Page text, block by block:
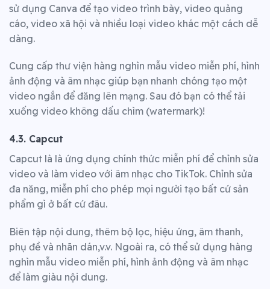
sử dụng Canva để tạo video trình bày, video quảng
cáo, video xã hội và nhiều loại video khác một cách dễ
dàng.
Cung cấp thư viện hàng nghìn mẫu video miễn phí, hình
ảnh động và âm nhạc giúp bạn nhanh chóng tạo một
video ngắn để đăng lên mạng. Sau đó bạn có thể tải
xuống video không dấu chìm (watermark)!
4.3. Capcut
Capcut là là ứng dụng chính thức miễn phí để chỉnh sửa
video và làm video với âm nhạc cho TikTok. Chỉnh sửa
đa năng, miễn phí cho phép mọi người tạo bất cứ sản
phẩm gì ở bất cứ đâu.
Biên tập nội dung, thêm bộ lọc, hiệu ứng, âm thanh,
phụ đề và nhãn dán,v.v. Ngoài ra, có thể sử dụng hàng
nghìn mẫu video miễn phí, hình ảnh động và âm nhạc
để làm giàu nội dung.